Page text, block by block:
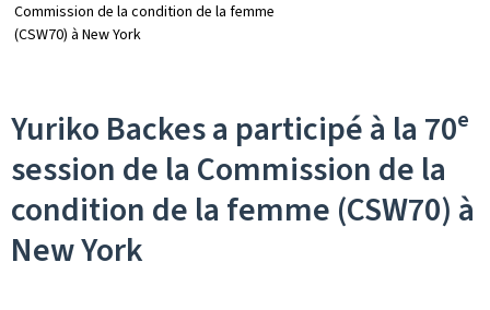
Commission de la condition de la femme
(CSW70) à New York
Yuriko Backes a participé à la 70ᵉ
session de la Commission de la
condition de la femme (CSW70) à
New York